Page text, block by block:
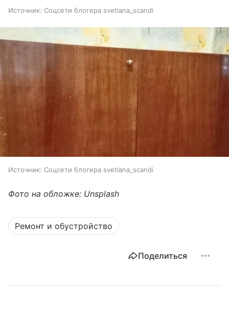
Источник: Соцсети блогера svetlana_scandi
Источник: Соцсети блогера svetlana_scandi
Фото на обложке: Unsplash
Ремонт и обустройство
Поделиться